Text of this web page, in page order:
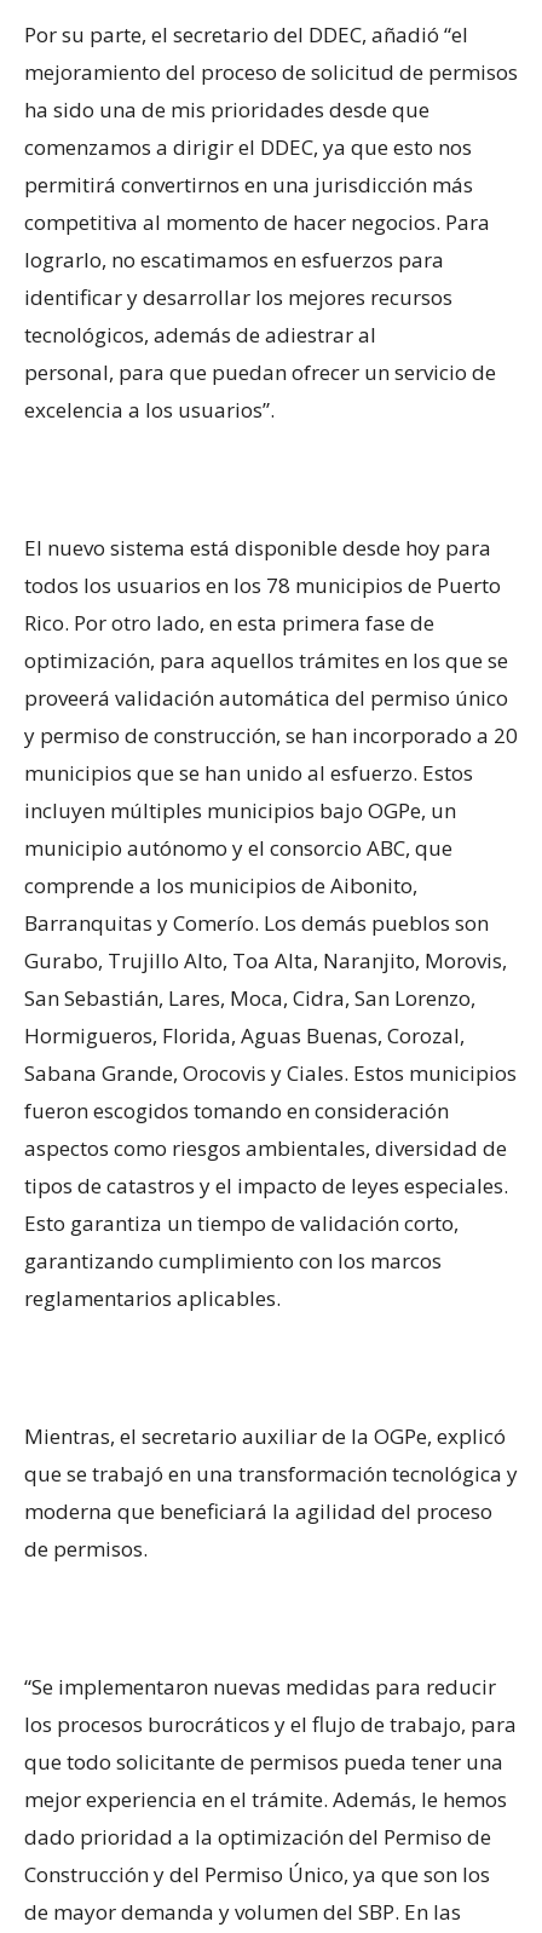
Por su parte, el secretario del DDEC, añadió “el
mejoramiento del proceso de solicitud de permisos
ha sido una de mis prioridades desde que
comenzamos a dirigir el DDEC, ya que esto nos
permitirá convertirnos en una jurisdicción más
competitiva al momento de hacer negocios. Para
lograrlo, no escatimamos en esfuerzos para
identificar y desarrollar los mejores recursos
tecnológicos, además de adiestrar al
personal, para que puedan ofrecer un servicio de
excelencia a los usuarios”.
El nuevo sistema está disponible desde hoy para
todos los usuarios en los 78 municipios de Puerto
Rico. Por otro lado, en esta primera fase de
optimización, para aquellos trámites en los que se
proveerá validación automática del permiso único
y permiso de construcción, se han incorporado a 20
municipios que se han unido al esfuerzo. Estos
incluyen múltiples municipios bajo OGPe, un
municipio autónomo y el consorcio ABC, que
comprende a los municipios de Aibonito,
Barranquitas y Comerío. Los demás pueblos son
Gurabo, Trujillo Alto, Toa Alta, Naranjito, Morovis,
San Sebastián, Lares, Moca, Cidra, San Lorenzo,
Hormigueros, Florida, Aguas Buenas, Corozal,
Sabana Grande, Orocovis y Ciales. Estos municipios
fueron escogidos tomando en consideración
aspectos como riesgos ambientales, diversidad de
tipos de catastros y el impacto de leyes especiales.
Esto garantiza un tiempo de validación corto,
garantizando cumplimiento con los marcos
reglamentarios aplicables.
Mientras, el secretario auxiliar de la OGPe, explicó
que se trabajó en una transformación tecnológica y
moderna que beneficiará la agilidad del proceso
de permisos.
“Se implementaron nuevas medidas para reducir
los procesos burocráticos y el flujo de trabajo, para
que todo solicitante de permisos pueda tener una
mejor experiencia en el trámite. Además, le hemos
dado prioridad a la optimización del Permiso de
Construcción y del Permiso Único, ya que son los
de mayor demanda y volumen del SBP. En las